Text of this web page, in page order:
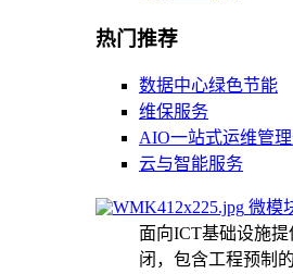
热门推荐
数据中心绿色节能
维保服务
AIO一站式运维管
云与智能服务
微模
面向ICT基础设施
闭，包含工程预制